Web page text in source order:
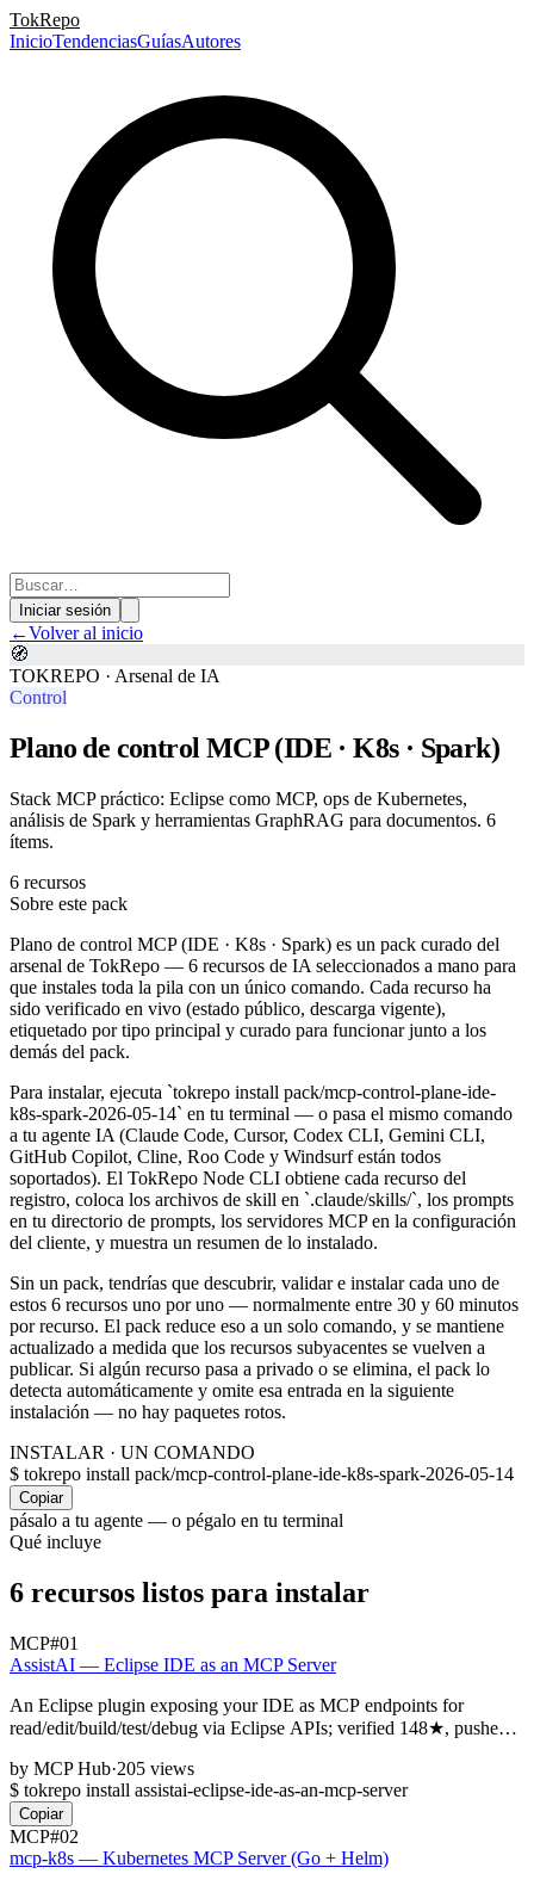
TokRepo
InicioTendenciasGuíasAutores
Iniciar sesión
←Volver al inicio
🧭
TOKREPO · Arsenal de IA
Control
Plano de control MCP (IDE · K8s · Spark)
Stack MCP práctico: Eclipse como MCP, ops de Kubernetes,
análisis de Spark y herramientas GraphRAG para documentos. 6
ítems.
6 recursos
Sobre este pack
Plano de control MCP (IDE · K8s · Spark) es un pack curado del
arsenal de TokRepo — 6 recursos de IA seleccionados a mano para
que instales toda la pila con un único comando. Cada recurso ha
sido verificado en vivo (estado público, descarga vigente),
etiquetado por tipo principal y curado para funcionar junto a los
demás del pack.
Para instalar, ejecuta `tokrepo install pack/mcp-control-plane-ide-
k8s-spark-2026-05-14` en tu terminal — o pasa el mismo comando
a tu agente IA (Claude Code, Cursor, Codex CLI, Gemini CLI,
GitHub Copilot, Cline, Roo Code y Windsurf están todos
soportados). El TokRepo Node CLI obtiene cada recurso del
registro, coloca los archivos de skill en `.claude/skills/`, los prompts
en tu directorio de prompts, los servidores MCP en la configuración
del cliente, y muestra un resumen de lo instalado.
Sin un pack, tendrías que descubrir, validar e instalar cada uno de
estos 6 recursos uno por uno — normalmente entre 30 y 60 minutos
por recurso. El pack reduce eso a un solo comando, y se mantiene
actualizado a medida que los recursos subyacentes se vuelven a
publicar. Si algún recurso pasa a privado o se elimina, el pack lo
detecta automáticamente y omite esa entrada en la siguiente
instalación — no hay paquetes rotos.
INSTALAR · UN COMANDO
$ tokrepo install pack/mcp-control-plane-ide-k8s-spark-2026-05-14
Copiar
pásalo a tu agente — o pégalo en tu terminal
Qué incluye
6 recursos listos para instalar
MCP#01
AssistAI — Eclipse IDE as an MCP Server
An Eclipse plugin exposing your IDE as MCP endpoints for
read/edit/build/test/debug via Eclipse APIs; verified 148★, pushed
by MCP Hub·205 views
$ tokrepo install assistai-eclipse-ide-as-an-mcp-server
Copiar
MCP#02
mcp-k8s — Kubernetes MCP Server (Go + Helm)